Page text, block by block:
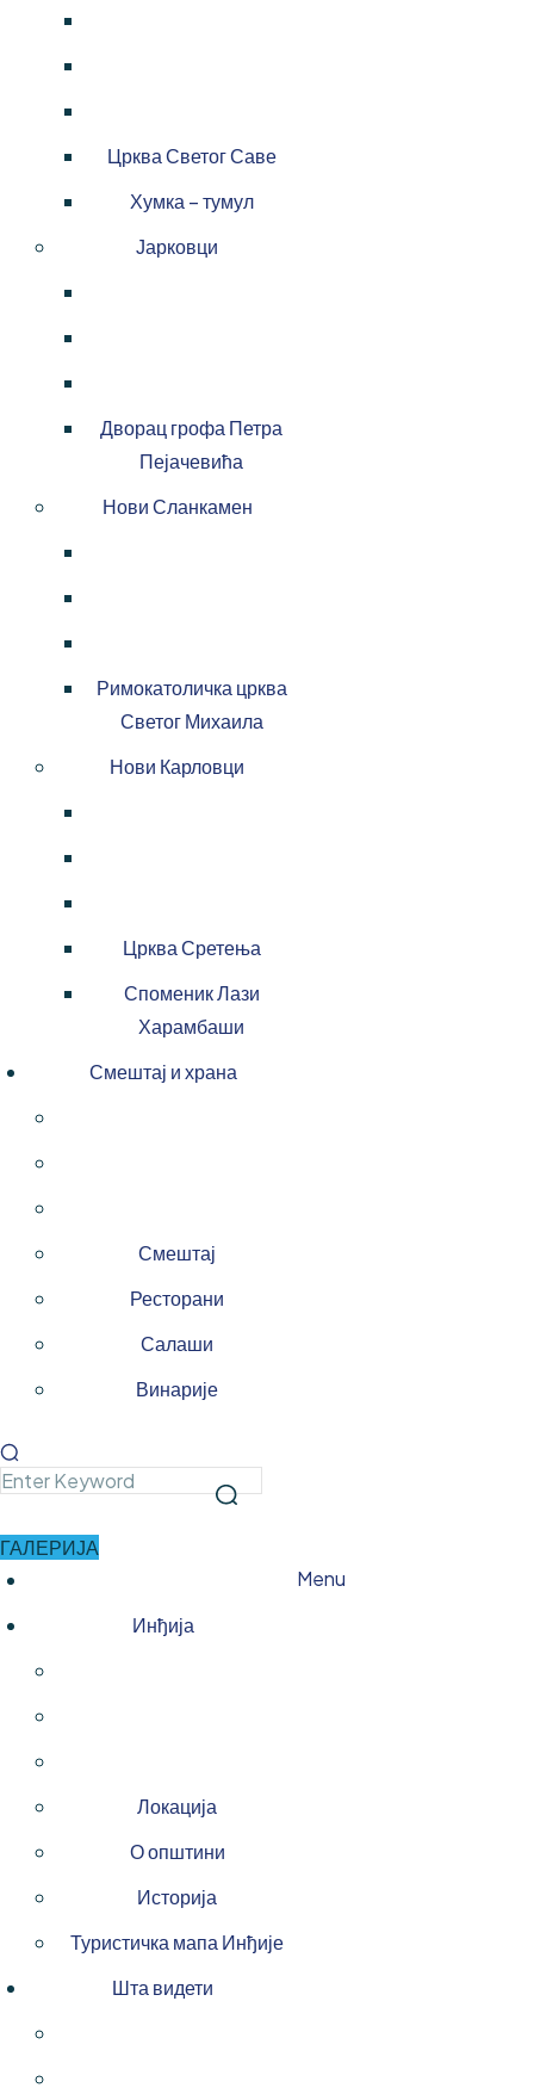
Црква Светог Саве
Хумка – тумул
Јарковци
Дворац грофа Петра
Пејачевића
Нови Сланкамен
Римокатоличка црква
Светог Михаила
Нови Карловци
Црква Сретења
Споменик Лази
Харамбаши
Смештај и храна
Смештај
Ресторани
Салаши
Винарије
ГАЛЕРИЈА
Инђија
Локација
О општини
Историја
Туристичка мапа Инђије
Шта видети
Menu